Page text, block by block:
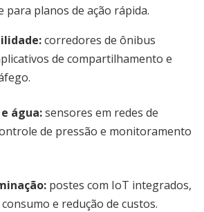
para planos de ação rápida.
corredores de ônibus
de compartilhamento e
água:sensores em redes de
de pressão e monitoramento
postes com IoT integrados,
e redução de custos.